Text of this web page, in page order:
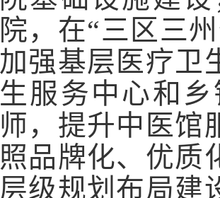
院，在“三区三
加强基层医疗卫
生服务中心和
师，提升中医馆
照品牌化、优质
层级规划布局建